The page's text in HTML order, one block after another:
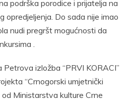
podrška porodice i prijatelja na
opredjeljenja. Do sada nije imao
nudi pregršt mogućnosti da
.
izložba “PRVI KORACI”
“Crnogorski umjetnički
od Ministarstva kulture Crne